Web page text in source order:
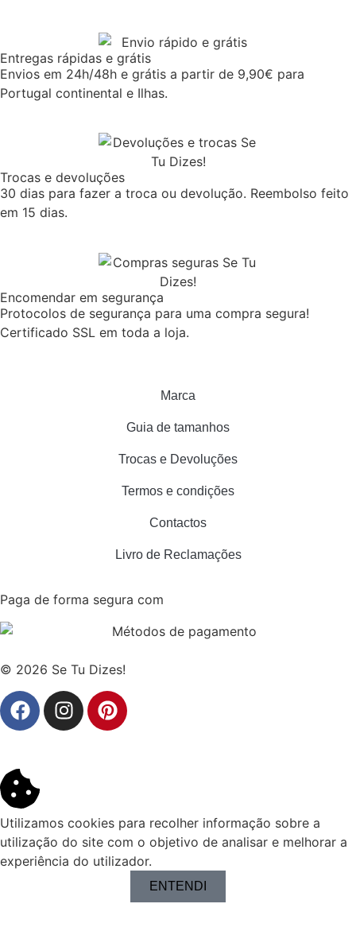
Entregas rápidas e grátis
Envios em 24h/48h e grátis a partir de 9,90€ para
Portugal continental e Ilhas.
Trocas e devoluções
30 dias para fazer a troca ou devolução. Reembolso feito
em 15 dias.
Encomendar em segurança
Protocolos de segurança para uma compra segura!
Certificado SSL em toda a loja.
Marca
Guia de tamanhos
Trocas e Devoluções
Termos e condições
Contactos
Livro de Reclamações
Paga de forma segura com
© 2026 Se Tu Dizes!
Utilizamos cookies para recolher informação sobre a
utilização do site com o objetivo de analisar e melhorar a
experiência do utilizador.
ENTENDI